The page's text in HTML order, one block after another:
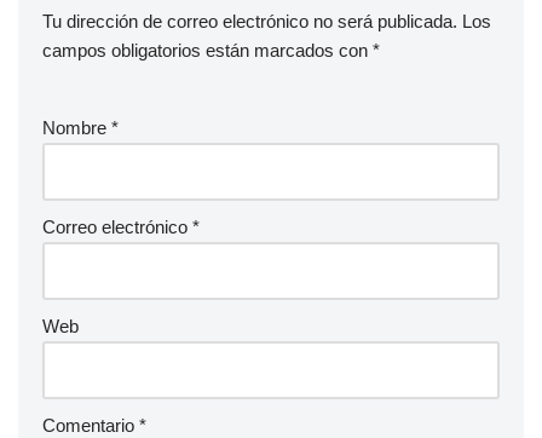
Tu dirección de correo electrónico no será publicada. Los
campos obligatorios están marcados con *
Nombre *
Correo electrónico *
Web
Comentario *